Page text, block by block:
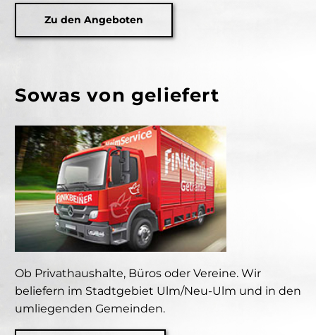
Zu den Angeboten
Sowas von geliefert
Ob Privathaushalte, Büros oder Vereine. Wir
beliefern im Stadtgebiet Ulm/Neu-Ulm und in den
umliegenden Gemeinden.